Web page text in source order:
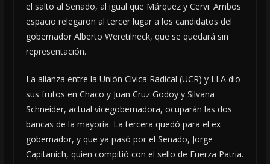
el salto al Senado, al igual que Márquez y Cervi. Ambos
espacio relegaron al tercer lugar a los candidatos del
gobernador Alberto Weretilneck, que se quedará sin
representación.
La alianza entre la Unión Cívica Radical (UCR) y LLA dio
sus frutos en Chaco y Juan Cruz Godoy y Silvana
Schneider, actual vicegobernadora, ocuparán las dos
bancas de la mayoría. La tercera quedó para el ex
gobernador, y que ya pasó por el Senado, Jorge
Capitanich, quien compitió con el sello de Fuerza Patria.